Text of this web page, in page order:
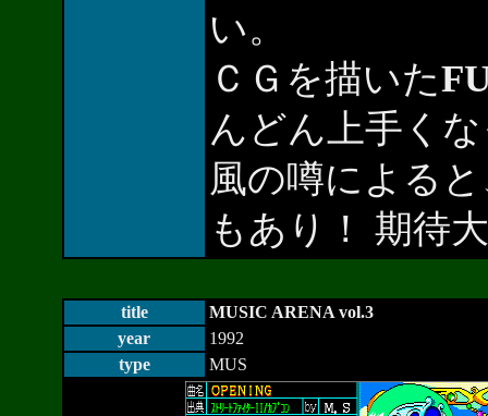
い。
ＣＧを描いた
んどん上手く
風の噂による
もあり！ 期待
title
MUSIC ARENA vol.3
year
1992
type
MUS